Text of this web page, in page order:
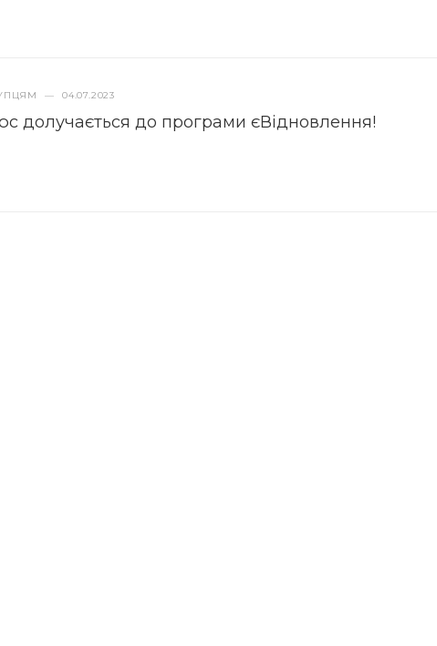
— 04.07.2023
долучається до програми єВідновлення!